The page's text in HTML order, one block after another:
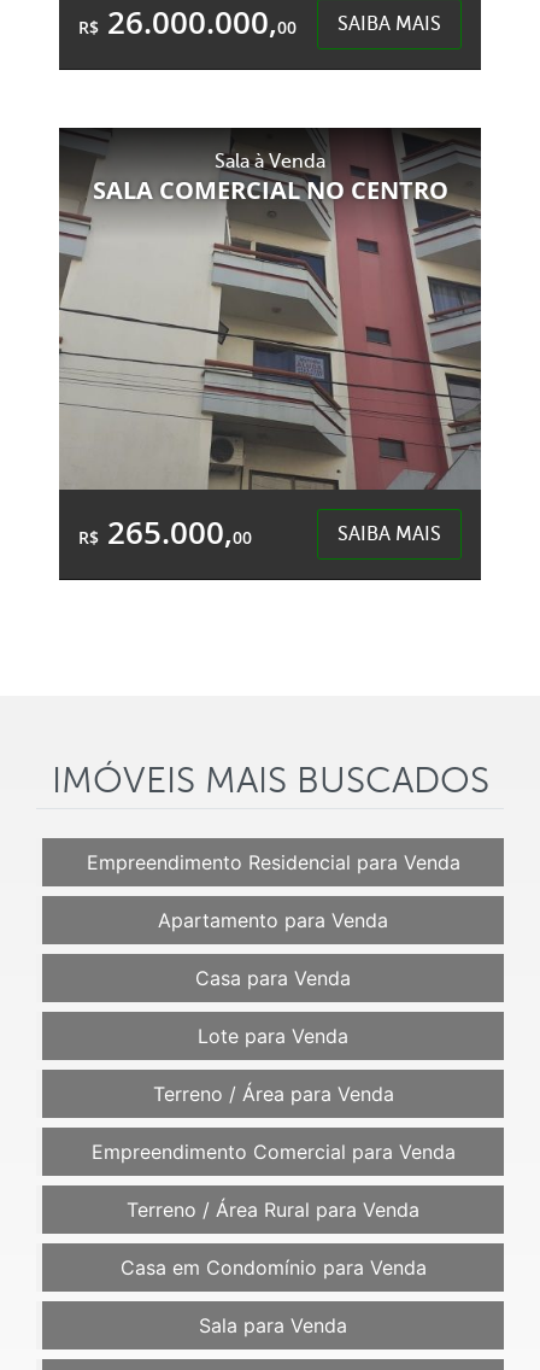
R$ 26.000.000,00 SAIBA MAIS
3.540,00m²
Privativa:
3.540,00m²
Centro - Chapecó
Sala à Venda
SALA COMERCIAL NO CENTRO
R$ 265.000,00 SAIBA MAIS
IMÓVEIS MAIS BUSCADOS
Empreendimento Residencial para Venda
Apartamento para Venda
Casa para Venda
Lote para Venda
Terreno / Área para Venda
Empreendimento Comercial para Venda
Terreno / Área Rural para Venda
Casa em Condomínio para Venda
Sala para Venda